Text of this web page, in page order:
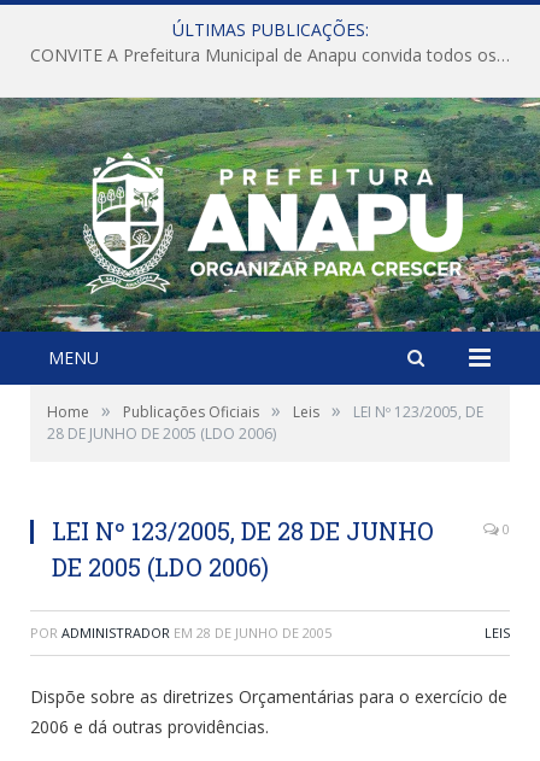
ÚLTIMAS PUBLICAÇÕES:
CONVITE A Prefeitura Municipal de Anapu convida todos os servidores públicos municipais para participarem da Audiência Pública de discussão da Lei de Diretrizes Orçamentárias (LDO), importante instrumento de planejamento das ações e investimentos da Administração Pública para o próximo exercício financeiro.
MENU
Home » Publicações Oficiais » Leis »
LEI Nº 123/2005, DE
28 DE JUNHO DE 2005 (LDO 2006)
LEI Nº 123/2005, DE 28 DE JUNHO
DE 2005 (LDO 2006)
0
POR ADMINISTRADOR EM 28 DE JUNHO DE 2005 LEIS
Dispõe sobre as diretrizes Orçamentárias para o exercício de
2006 e dá outras providências.